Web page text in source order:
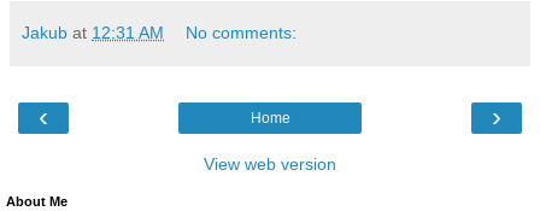
Jakub at 12:31 AM No comments:
‹ ›
Home
View web version
About Me